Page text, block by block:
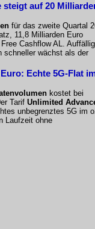
steigt auf 20
für das zweite Quartal
11,8 Milliarden Euro
Cashflow AL.
schneller wächst als der
Echte 5G-Flat
kostet bei
Tarif Unlimited
unbegrenztes 5G im
Laufzeit ohne